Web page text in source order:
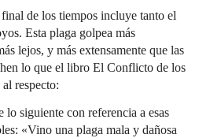
de los tiempos incluye tanto el
Esta plaga golpea más
lejos, y más extensamente que las
lo que el libro El Conflicto de los
respecto:
lo siguiente con referencia a esas
«Vino una plaga mala y dañosa